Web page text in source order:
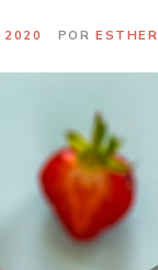
2020 POR ESTHER